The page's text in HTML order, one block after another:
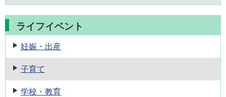
ライフイベント
妊娠・出産
子育て
学校・教育